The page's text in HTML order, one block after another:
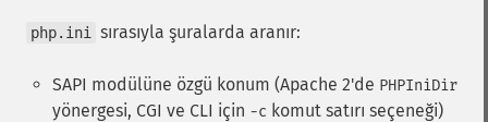
php.ini sırasıyla şuralarda aranır:
SAPI modülüne özgü konum (Apache 2'de PHPIniDir
yönergesi, CGI ve CLI için -c komut satırı seçeneği)